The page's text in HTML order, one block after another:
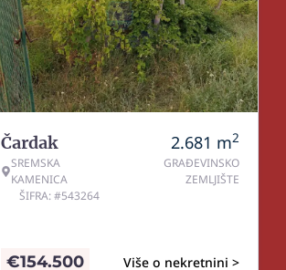
Čardak
SREMSKA
KAMENICA
ŠIFRA: #543264
2.681 m2
GRAĐEVINSKO
ZEMLJIŠTE
Više o nekretnini >
€154.500